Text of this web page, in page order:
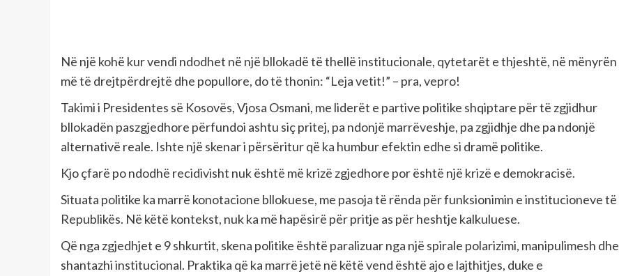
Në një kohë kur vendi ndodhet në një bllokadë të thellë institucionale, qytetarët e thjeshtë, në mënyrën
më të drejtpërdrejtë dhe popullore, do të thonin: “Leja vetit!” – pra, vepro!
Takimi i Presidentes së Kosovës, Vjosa Osmani, me liderët e partive politike shqiptare për të zgjidhur
bllokadën paszgjedhore përfundoi ashtu siç pritej, pa ndonjë marrëveshje, pa zgjidhje dhe pa ndonjë
alternativë reale. Ishte një skenar i përsëritur që ka humbur efektin edhe si dramë politike.
Kjo çfarë po ndodhë recidivisht nuk është më krizë zgjedhore por është një krizë e demokracisë.
Situata politike ka marrë konotacione bllokuese, me pasoja të rënda për funksionimin e institucioneve të
Republikës. Në këtë kontekst, nuk ka më hapësirë për pritje as për heshtje kalkuluese.
Që nga zgjedhjet e 9 shkurtit, skena politike është paralizuar nga një spirale polarizimi, manipulimesh dhe
shantazhi institucional. Praktika që ka marrë jetë në këtë vend është ajo e lajthitjes, duke e